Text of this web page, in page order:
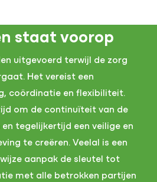
staat voorop
uitgevoerd terwijl de zorg
Het vereist een
coördinatie en flexibiliteit.
om de continuïteit van de
tegelijkertijd een veilige en
te creëren. Veelal is een
aanpak de sleutel tot
met alle betrokken partijen